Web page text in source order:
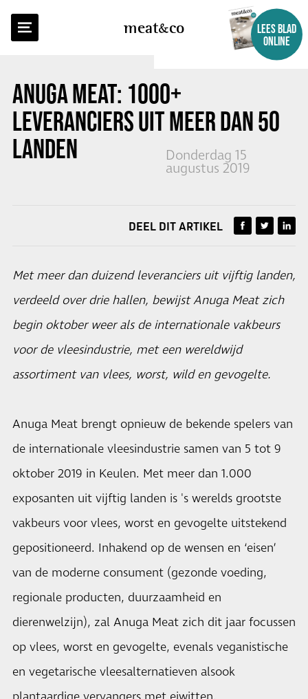
meatco
LEES BLAD
ONLINE
ANUGA MEAT: 1000+
LEVERANCIERS UIT MEER DAN 50
LANDEN
Donderdag 15
augustus 2019
TERUG NAAR OVERZICHT
DEEL DIT ARTIKEL
Met meer dan duizend leveranciers uit vijftig landen,
verdeeld over drie hallen, bewijst Anuga Meat zich
begin oktober weer als de internationale vakbeurs
voor de vleesindustrie, met een wereldwijd
assortiment van vlees, worst, wild en gevogelte.
Anuga Meat brengt opnieuw de bekende spelers van
de internationale vleesindustrie samen van 5 tot 9
oktober 2019 in Keulen. Met meer dan 1.000
exposanten uit vijftig landen is 's werelds grootste
vakbeurs voor vlees, worst en gevogelte uitstekend
gepositioneerd. Inhakend op de wensen en ‘eisen’
van de moderne consument (gezonde voeding,
regionale producten, duurzaamheid en
dierenwelzijn), zal Anuga Meat zich dit jaar focussen
op vlees, worst en gevogelte, evenals veganistische
en vegetarische vleesalternatieven alsook